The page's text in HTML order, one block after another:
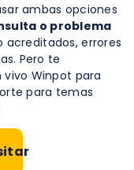
ambas opciones
o problema
acreditados, errores
Pero te
Winpot para
para temas